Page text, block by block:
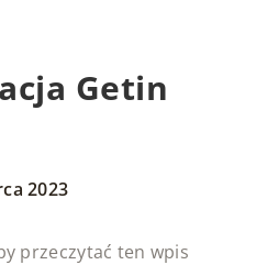
Getin
2023
przeczytać ten wpis